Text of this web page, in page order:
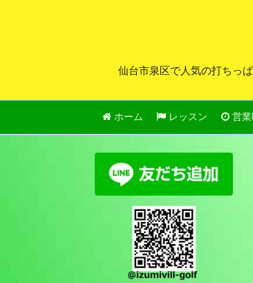
仙台市泉区で人気の打ちっ
ホーム レッスン 営業